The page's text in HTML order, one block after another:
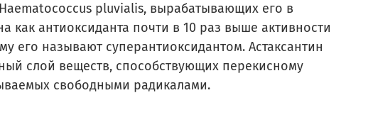
pluvialis, вырабатывающих его в
как антиоксиданта почти в 10 раз выше активности
его называют суперантиоксидантом. Астаксантин
слой веществ, способствующих перекисному
свободными радикалами.